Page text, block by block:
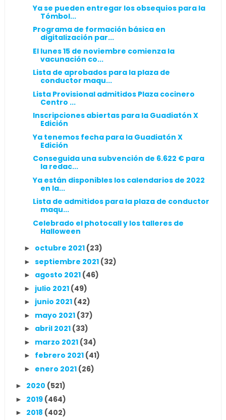
Ya se pueden entregar los obsequios para la
Tómbol...
Programa de formación básica en
digitalización par...
El lunes 15 de noviembre comienza la
vacunación co...
Lista de aprobados para la plaza de
conductor maqu...
Lista Provisional admitidos Plaza cocinero
Centro ...
Inscripciones abiertas para la Guadiatón X
Edición
Ya tenemos fecha para la Guadiatón X
Edición
Conseguida una subvención de 6.622 € para
la redac...
Ya están disponibles los calendarios de 2022
en la...
Lista de admitidos para la plaza de conductor
maqu...
Celebrado el photocall y los talleres de
Halloween
► octubre 2021 (23)
► septiembre 2021 (32)
► agosto 2021 (46)
► julio 2021 (49)
► junio 2021 (42)
► mayo 2021 (37)
► abril 2021 (33)
► marzo 2021 (34)
► febrero 2021 (41)
► enero 2021 (26)
► 2020 (521)
► 2019 (464)
► 2018 (402)